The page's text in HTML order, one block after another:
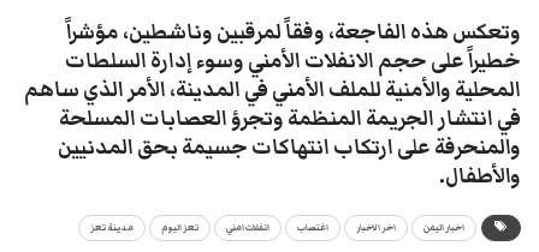
​وتعكس هذه الفاجعة، وفقاً لمرقبين وناشطين، مؤشراً
خطيراً على حجم الانفلات الأمني وسوء إدارة السلطات
المحلية والأمنية للملف الأمني في المدينة، الأمر الذي ساهم
في انتشار الجريمة المنظمة وتجرؤ العصابات المسلحة
والمنحرفة على ارتكاب انتهاكات جسيمة بحق المدنيين
والأطفال.
اخبار اليمن اخر الاخبار اغتصاب انفلات امني تعز اليوم مدينة تعز